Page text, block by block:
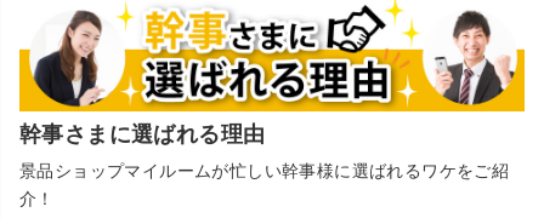
幹事さまに選ばれる理由
景品ショップマイルームが忙しい幹事様に選ばれるワケをご紹
介！